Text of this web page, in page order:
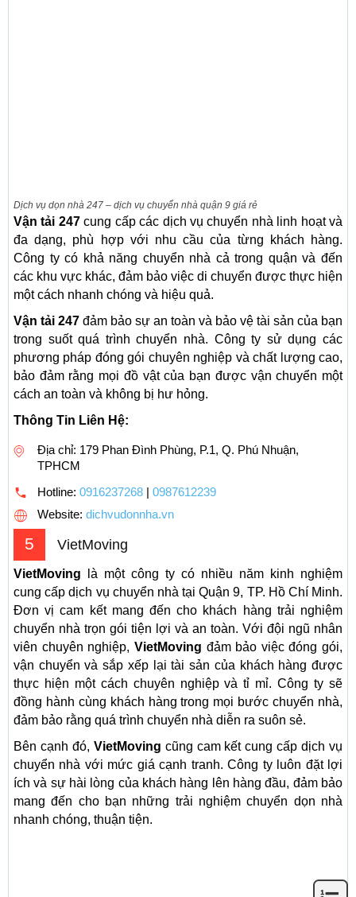
Dịch vụ dọn nhà 247 – dịch vụ chuyển nhà quận 9 giá rẻ
Vận tải 247cung cấp các dịch vụ chuyển nhà linh hoạt và
đa dạng, phù hợp với nhu cầu của từng khách hàng.
Công ty có khả năng chuyển nhà cả trong quận và đến
các khu vực khác, đảm bảo việc di chuyển được thực hiện
một cách nhanh chóng và hiệu quả.
Vận tải 247 đảm bảo sự an toàn và bảo vệ tài sản của bạn
trong suốt quá trình chuyển nhà. Công ty sử dụng các
phương pháp đóng gói chuyên nghiệp và chất lượng cao,
bảo đảm rằng mọi đồ vật của bạn được vận chuyển một
cách an toàn và không bị hư hỏng.
Thông Tin Liên Hệ:
Địa chỉ: 179 Phan Đình Phùng, P.1, Q. Phú Nhuận,
TPHCM
Hotline: 0916237268 | 0987612239
Website: dichvudonnha.vn
5 VietMoving
VietMoving là một công ty có nhiều năm kinh nghiệm
cung cấp dịch vụ chuyển nhà tại Quận 9, TP. Hồ Chí Minh.
Đơn vị cam kết mang đến cho khách hàng trải nghiệm
chuyển nhà trọn gói tiện lợi và an toàn. Với đội ngũ nhân
viên chuyên nghiệp, VietMoving đảm bảo việc đóng gói,
vận chuyển và sắp xếp lại tài sản của khách hàng được
thực hiện một cách chuyên nghiệp và tỉ mỉ. Công ty sẽ
đồng hành cùng khách hàng trong mọi bước chuyển nhà,
đảm bảo rằng quá trình chuyển nhà diễn ra suôn sẻ.
Bên cạnh đó, VietMoving cũng cam kết cung cấp dịch vụ
chuyển nhà với mức giá cạnh tranh. Công ty luôn đặt lợi
ích và sự hài lòng của khách hàng lên hàng đầu, đảm bảo
mang đến cho bạn những trải nghiệm chuyển dọn nhà
nhanh chóng, thuận tiện.